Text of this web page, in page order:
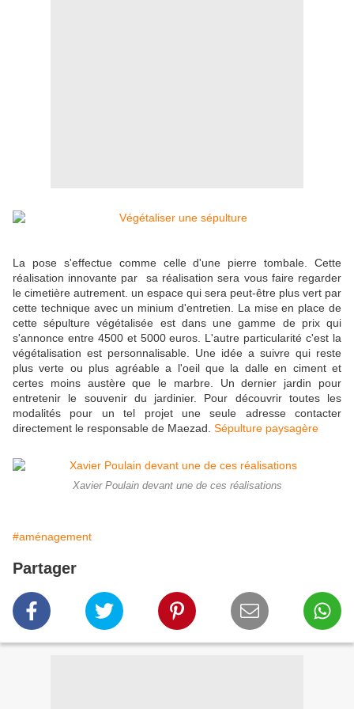
La pose s'effectue comme celle d'une pierre tombale. Cette
réalisation innovante par sa réalisation sera vous faire regarder
le cimetière autrement. un espace qui sera peut-être plus vert par
cette technique avec un minium d'entretien. La mise en place de
cette sépulture végétalisée est dans une gamme de prix qui
s'annonce entre 4500 et 5000 euros. L'autre particularité c'est la
végétalisation est personnalisable. Une idée a suivre qui reste
plus verte ou plus agréable a l'oeil que la dalle en ciment et
certes moins austère que le marbre. Un dernier jardin pour
entretenir le souvenir du jardinier. Pour découvrir toutes les
modalités pour un tel projet une seule adresse contacter
directement le responsable de Maezad. Sépulture paysagère
Xavier Poulain devant une de ces réalisations
#aménagement
Partager